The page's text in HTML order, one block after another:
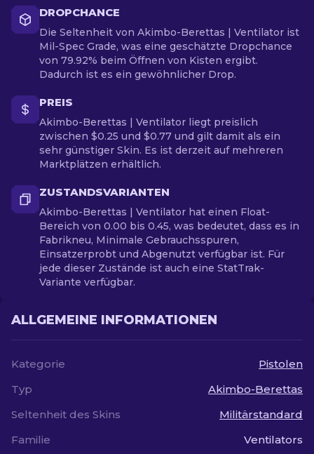
DROPCHANCE
Die Seltenheit von Akimbo-Berettas | Ventilator ist
Mil-Spec Grade, was eine geschätzte Dropchance
von 79.92% beim Öffnen von Kisten ergibt.
Dadurch ist es ein gewöhnlicher Drop.
PREIS
Akimbo-Berettas | Ventilator liegt preislich
zwischen $0.25 und $0.77 und gilt damit als ein
sehr günstiger Skin. Es ist derzeit auf mehreren
Marktplätzen erhältlich.
ZUSTANDSVARIANTEN
Akimbo-Berettas | Ventilator hat einen Float-
Bereich von 0.00 bis 0.45, was bedeutet, dass es in
Fabrikneu, Minimale Gebrauchsspuren,
Einsatzerprobt und Abgenutzt verfügbar ist. Für
jede dieser Zustände ist auch eine StatTrak-
Variante verfügbar.
ALLGEMEINE INFORMATIONEN
Kategorie
Pistolen
Typ
Akimbo-Berettas
Seltenheit des Skins
Militärstandard
Familie
Ventilators